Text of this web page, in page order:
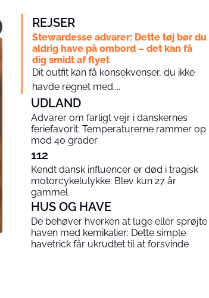
REJSER
Stewardesse advarer: Dette tøj bør du
aldrig have på ombord – det kan få
dig smidt af flyet
Dit outfit kan få konsekvenser, du ikke
havde regnet med....
UDLAND
Advarer om farligt vejr i danskernes
feriefavorit: Temperaturerne rammer op
mod 40 grader
112
Kendt dansk influencer er død i tragisk
motorcykelulykke: Blev kun 27 år
gammel
HUS OG HAVE
De behøver hverken at luge eller sprøjte
haven med kemikalier: Dette simple
havetrick får ukrudtet til at forsvinde